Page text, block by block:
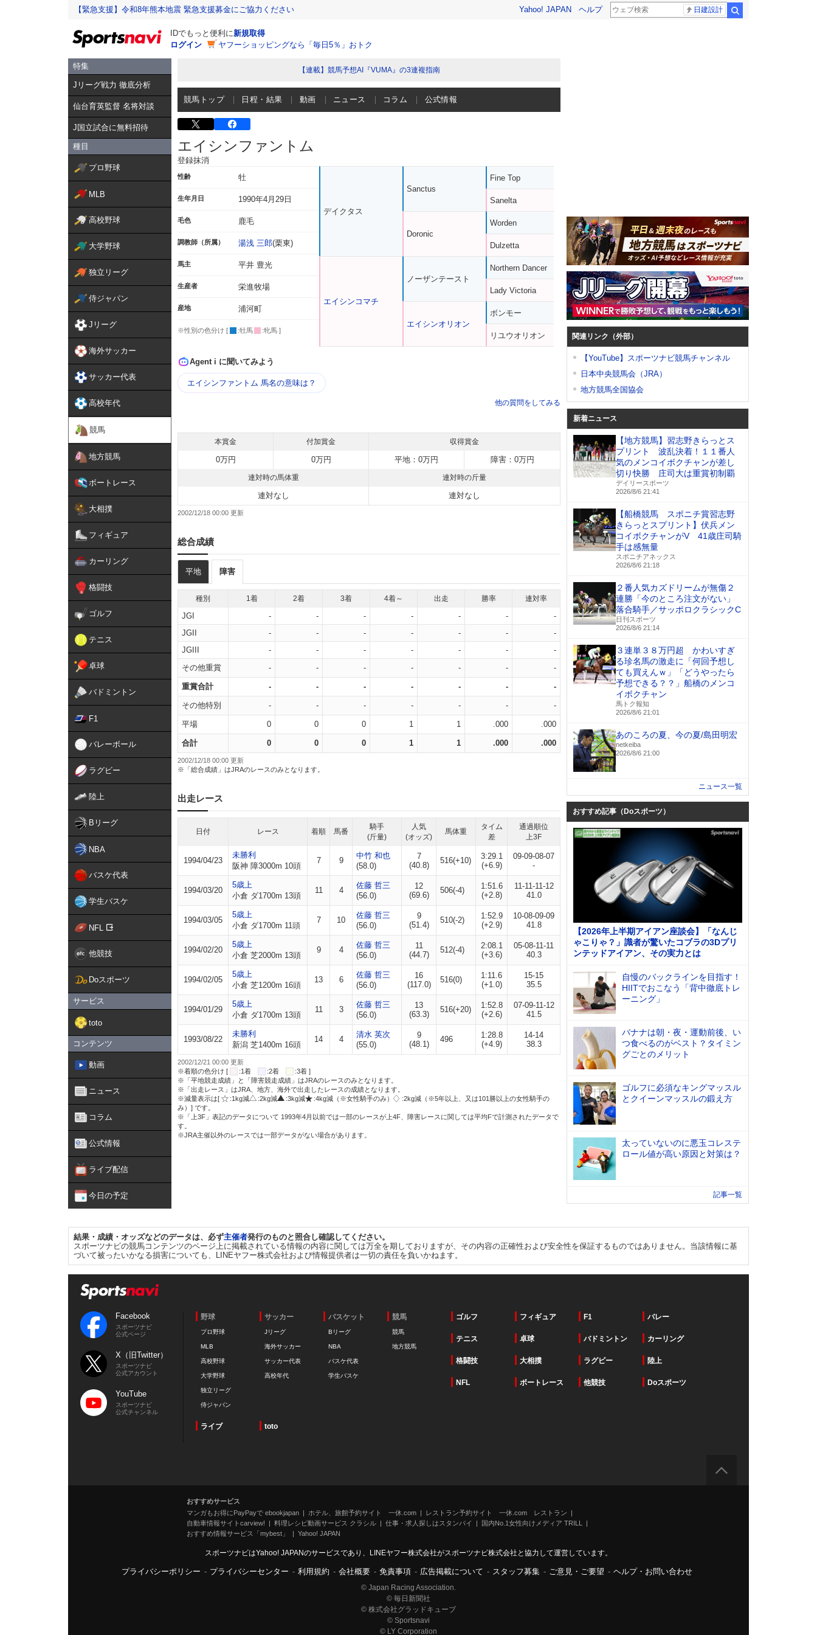
【緊急支援】令和8年熊本地震 緊急支援募金にご協力ください Yahoo! JAPAN ヘルプ 日建設計
IDでもっと便利に新規取得
ログイン
ヤフーショッピングなら「毎日5％」おトク
特集
Jリーグ戦力 徹底分析
仙台育英監督 名将対談
J国立試合に無料招待
種目
プロ野球
MLB
高校野球
大学野球
独立リーグ
侍ジャパン
Jリーグ
海外サッカー
サッカー代表
高校年代
競馬
地方競馬
ボートレース
大相撲
フィギュア
カーリング
格闘技
ゴルフ
テニス
卓球
バドミントン
F1
バレーボール
ラグビー
陸上
Bリーグ
NBA
バスケ代表
学生バスケ
NFL
他競技
Doスポーツ
サービス
toto
コンテンツ
動画
ニュース
コラム
公式情報
ライブ配信
今日の予定
【連載】競馬予想AI『VUMA』の3連複指南
競馬トップ 日程・結果 動画 ニュース コラム 公式情報
エイシンファントム
登録抹消
性齢 牡
生年月日 1990年4月29日
毛色 鹿毛
調教師（所属） 湯浅 三郎(栗東)
馬主 平井 豊光
生産者 栄進牧場
産地 浦河町
※性別の色分け [ :牡馬 :牝馬 ]
デイクタス
エイシンコマチ
Sanctus
Doronic
ノーザンテースト
エイシンオリオン
Fine Top
Sanelta
Worden
Dulzetta
Northern Dancer
Lady Victoria
ボンモー
リユウオリオン
Agent i に聞いてみよう
エイシンファントム 馬名の意味は？
他の質問をしてみる
本賞金 付加賞金 収得賞金
0万円 0万円 平地：0万円 障害：0万円
連対時の馬体重 連対時の斤量
連対なし 連対なし
2002/12/18 00:00
総合成績
平地 障害
種別 1着 2着 3着 4着～ 出走 勝率 連対率
JGI - - - - - -
-
JGII
- - - - - -
-
JGIII
- - - - - -
-
その他重賞
- - - - - - -
重賞合計 - - - - - - -
その他特別 - - - - - - -
平場 0 0 0 1 1 .000 .000
合計 0 0 0 1 1 .000 .000
2002/12/18 00:00 更新
※「総合成績」はJRAのレースのみとなります。
出走レース
日付 レース 着順 馬番
騎手
(斤量)
人気
(オッズ)
馬体重
タイム
差
通過順位
上3F
1994/04/23
未勝利
阪神 障3000m 10頭
7 9
中竹 和也
(58.0)
7
(40.8)
516(+10)
3:29.1
(+6.9)
09-09-08-07
-
1994/03/20
5歳上
小倉 ダ1700m 13頭
11 4
佐藤 哲三
(56.0)
12
(69.6)
506(-4)
1:51.6
(+2.8)
11-11-11-12
41.0
1994/03/05
5歳上
小倉 ダ1700m 11頭
7 10
佐藤 哲三
(56.0)
9
(51.4)
510(-2)
1:52.9
(+2.9)
10-08-09-09
41.8
1994/02/20
5歳上
小倉 芝2000m 13頭
9 4
佐藤 哲三
(56.0)
11
(44.7)
512(-4)
2:08.1
(+3.6)
05-08-11-11
40.3
1994/02/05
5歳上
小倉 芝1200m 16頭
13 6
佐藤 哲三
(56.0)
16
(117.0)
516(0)
1:11.6
(+1.0)
15-15
35.5
1994/01/29
5歳上
小倉 ダ1700m 13頭
11 3
佐藤 哲三
(56.0)
13
(63.3)
516(+20)
1:52.8
(+2.6)
07-09-11-12
41.5
1993/08/22
未勝利
新潟 芝1400m 16頭
14 4
清水 英次
(55.0)
9
(48.1)
496
1:28.8
(+4.9)
14-14
38.3
2002/12/21 00:00 更新
※着順の色分け [
:1着 :2着
:3着 ]
※「平地競走成績」と「障害競走成績」はJRAのレースのみとなります。
※「出走レース」はJRA、地方、海外で出走したレースの成績となります。
※減量表示は[
:1kg減 :2kg減 :3kg減 :4kg減（※女性騎手のみ）
:2kg減（※5年以上、又は101勝以上の女性騎手の
み）] です。
※「上3F」表記のデータについて 1993年4月以前では一部のレースが上4F、障害レースに関しては平均Fで計測されたデータで
す。
※JRA主催以外のレースでは一部データがない場合があります。
関連リンク（外部）
【YouTube】スポーツナビ競馬チャンネル
日本中央競馬会（JRA）
地方競馬全国協会
新着ニュース
【地方競馬】習志野きらっとス
プリント 波乱決着！１１番人
気のメンコイボクチャンが差し
切り快勝 庄司大は重賞初制覇
デイリースポーツ
2026/8/6 21:41
【船橋競馬 スポニチ賞習志野
きらっとスプリント】伏兵メン
コイボクチャンがV 41歳庄司騎
手は感無量
スポニチアネックス
2026/8/6 21:18
２番人気カズドリームが無傷２
連勝「今のところ注文がない」
落合騎手／サッポロクラシックC
日刊スポーツ
2026/8/6 21:14
３連単３８万円超 かわいすぎ
る珍名馬の激走に「何回予想し
ても買えんｗ」「どうやったら
予想できる？？」船橋のメンコ
イボクチャン
馬トク報知
2026/8/6 21:01
あのころの夏、今の夏/島田明宏
netkeiba
2026/8/6 21:00
ニュース一覧
おすすめ記事（Doスポーツ）
【2026年上半期アイアン座談会】「なんじ
ゃこりゃ？」識者が驚いたコブラの3Dプリ
ンテッドアイアン、その実力とは
自慢のバックラインを目指す！
HIITでおこなう「背中徹底トレ
ーニング」
バナナは朝・夜・運動前後、い
つ食べるのがベスト？タイミン
グごとのメリット
ゴルフに必須なキングマッスル
とクイーンマッスルの鍛え方
太っていないのに悪玉コレステ
ロール値が高い原因と対策は？
記事一覧
結果・成績・オッズなどのデータは、必ず主催者発行のものと照合し確認してください。
スポーツナビの競馬コンテンツのページ上に掲載されている情報の内容に関しては万全を期しておりますが、その内容の正確性および安全性を保証するものではありません。当該情報に基
づいて被ったいかなる損害についても、LINEヤフー株式会社および情報提供者は一切の責任を負いかねます。
Facebook
スポーツナビ
公式ページ
X（旧Twitter）
スポーツナビ
公式アカウント
YouTube
スポーツナビ
公式チャンネル
野球
プロ野球
MLB
高校野球
大学野球
独立リーグ
侍ジャパン
サッカー
Jリーグ
海外サッカー
サッカー代表
高校年代
バスケット
Bリーグ
NBA
バスケ代表
学生バスケ
競馬
競馬
地方競馬
ゴルフ フィギュア F1 バレー
テニス 卓球 バドミントン カーリング
格闘技 大相撲 ラグビー 陸上
NFL ボートレース 他競技 Doスポーツ
ライブ toto
おすすめサービス
マンガもお得にPayPayで ebookjapan
ホテル、旅館予約サイト 一休.com
レストラン予約サイト 一休.com レストラン
自動車情報サイトcarview!
料理レシピ動画サービス クラシル 仕事・求人探しはスタンバイ
国内No.1女性向けメディア TRILL
おすすめ情報サービス「mybest」
Yahoo! JAPAN
スポーツナビはYahoo! JAPANのサービスであり、LINEヤフー株式会社がスポーツナビ株式会社と協力して運営しています。
プライバシーポリシー - プライバシーセンター - 利用規約 - 会社概要 - 免責事項 - 広告掲載について - スタッフ募集 - ご意見・ご要望 - ヘルプ・お問い合わせ
© Japan Racing Association.
© 毎日新聞社
© 株式会社グラッドキューブ
© Sportsnavi
© LY Corporation